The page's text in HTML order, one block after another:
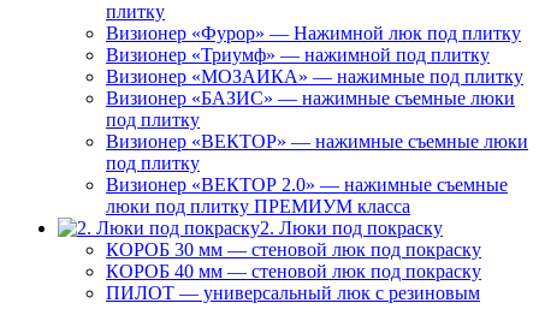
плитку
Визионер «Фурор» — Нажимной люк под плитку
Визионер «Триумф» — нажимной под плитку
Визионер «МОЗАИКА» — нажимные под плитку
Визионер «БАЗИС» — нажимные съемные люки
под плитку
Визионер «ВЕКТОР» — нажимные съемные люки
под плитку
Визионер «ВЕКТОР 2.0» — нажимные съемные
люки под плитку ПРЕМИУМ класса
2. Люки под покраску
КОРОБ 30 мм — стеновой люк под покраску
КОРОБ 40 мм — стеновой люк под покраску
ПИЛОТ — универсальный люк с резиновым